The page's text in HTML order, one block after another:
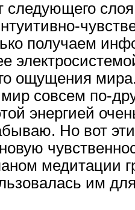
следующего
получаем
ощущения
совсем по-
энергией
Но вот
медитации
им